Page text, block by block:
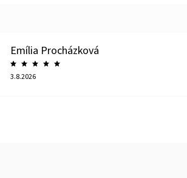
Emília Procházková
3.8.2026